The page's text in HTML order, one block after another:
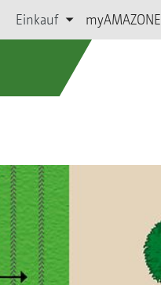
Einkauf myAMAZONE